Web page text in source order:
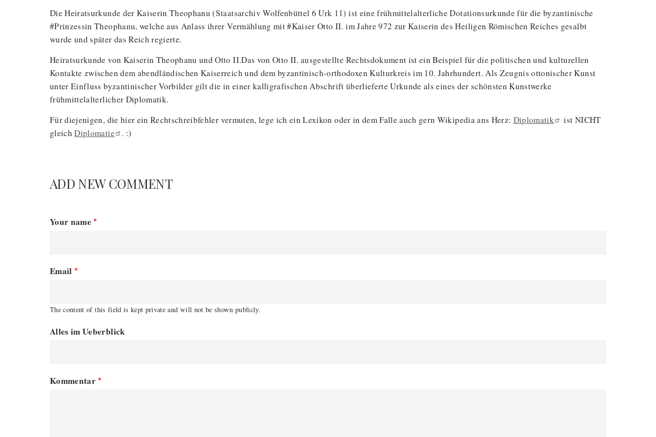
Die Heiratsurkunde der Kaiserin Theophanu (Staatsarchiv Wolfenbüttel 6 Urk 11) ist eine frühmittelalterliche Dotationsurkunde für die byzantinische
#Prinzessin Theophanu, welche aus Anlass ihrer Vermählung mit #Kaiser Otto II. im Jahre 972 zur Kaiserin des Heiligen Römischen Reiches gesalbt
wurde und später das Reich regierte.
Heiratsurkunde von Kaiserin Theophanu und Otto II.Das von Otto II. ausgestellte Rechtsdokument ist ein Beispiel für die politischen und kulturellen
Kontakte zwischen dem abendländischen Kaiserreich und dem byzantinisch-orthodoxen Kulturkreis im 10. Jahrhundert. Als Zeugnis ottonischer Kunst
unter Einfluss byzantinischer Vorbilder gilt die in einer kalligrafischen Abschrift überlieferte Urkunde als eines der schönsten Kunstwerke
frühmittelalterlicher Diplomatik.
Für diejenigen, die hier ein Rechtschreibfehler vermuten, lege ich ein Lexikon oder in dem Falle auch gern Wikipedia ans Herz: Diplomatik
ist NICHT
gleichDiplomatie . :)
ADD NEW COMMENT
Your name
Email
The content of this field is kept private and will not be shown publicly.
Alles im Ueberblick
Kommentar